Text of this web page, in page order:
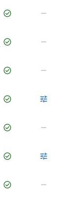
check_circle remove
check_circle remove
check_circle remove
check_circle tune
check_circle remove
check_circle tune
check_circle remove